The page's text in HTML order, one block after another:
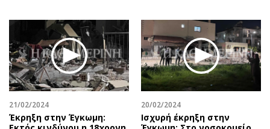
Οικονομία
Real Estate
Επιχειρήσεις
Αγορές
Money Review
AstroBank Properties
Πολιτική
Οικονομία
Γενικά
Αναδρομές
Πρόσωπα
Περιβάλλον
21/02/2024
Έκρηξη στην Έγκωμη:
20/02/2024
Ισχυρή έκρηξη στην